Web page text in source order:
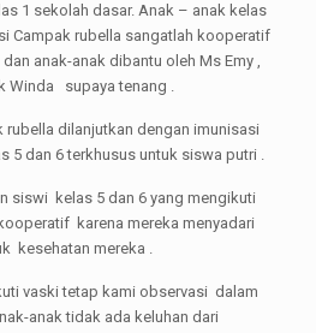
1 sekolah dasar. Anak – anak kelas
Campak rubella sangatlah kooperatif
anak-anak dibantu oleh Ms Emy ,
Winda supaya tenang .
rubella dilanjutkan dengan imunisasi
5 dan 6 terkhusus untuk siswa putri .
siswi kelas 5 dan 6 yang mengikuti
karena mereka menyadari
kesehatan mereka .
vaski tetap kami observasi dalam
anak tidak ada keluhan dari